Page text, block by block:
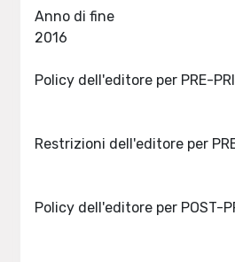
Anno di fine
Policy dell'editore per PRE-
Restrizioni dell'editore per
Policy dell'editore per POST-